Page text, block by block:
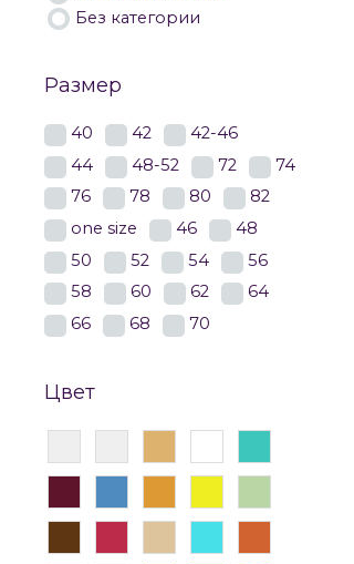
Без категории
Размер
40 42
42-46
44
48-52 72
74
76
78 80
82
one size
46
48
50
52 54
56
58
60 62
64
66
68 70
Цвет